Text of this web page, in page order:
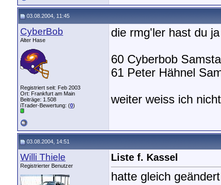
03.08.2004, 11:45
CyberBob
Alter Hase
Registriert seit: Feb 2003
Ort: Frankfurt am Main
Beiträge: 1.508
iTrader-Bewertung: (0)
die rmg'ler hast du
60 Cyberbob
61 Peter Hähnel
weiter weiss ich
03.08.2004, 14:51
Willi Thiele
Registrierter Benutzer
Liste f. Kassel
hatte gleich